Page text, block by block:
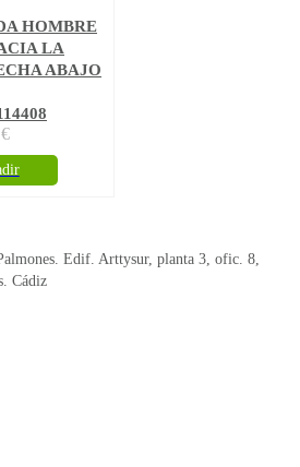
HOMBRE
LA
ABAJO
€
Edif. Arttysur, planta 3, ofic. 8,
Cádiz